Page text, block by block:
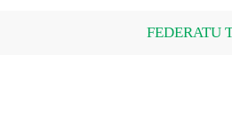
FEDERATU